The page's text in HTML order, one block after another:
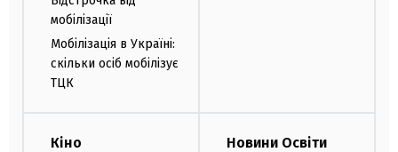
мобілізації
Мобілізація в Україні:
скільки осіб мобілізує
ТЦК
Кіно Новини Освіти